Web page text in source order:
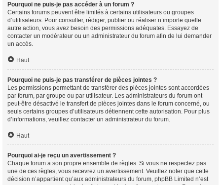
Pourquoi ne puis-je pas accéder à un forum ?
Certains forums peuvent être limités à certains utilisateurs ou groupes
d’utilisateurs. Pour consulter, rédiger, publier ou réaliser n’importe quelle
autre action, vous avez besoin des permissions adéquates. Essayez de
contacter un modérateur ou un administrateur du forum afin de lui demander
un accès.
Haut
Pourquoi ne puis-je pas transférer de pièces jointes ?
Les permissions permettant de transférer des pièces jointes sont accordées
par forum, par groupe ou par utilisateur. Les administrateurs du forum ont
peut-être désactivé le transfert de pièces jointes dans le forum concerné, ou
seuls certains groupes d’utilisateurs détiennent cette autorisation. Pour plus
d’informations, veuillez contacter un administrateur du forum.
Haut
Pourquoi ai-je reçu un avertissement ?
Chaque forum a son propre ensemble de règles. Si vous ne respectez pas
une de ces règles, vous recevrez un avertissement. Veuillez noter que cette
décision n’appartient qu’aux administrateurs du forum, phpBB Limited n’est